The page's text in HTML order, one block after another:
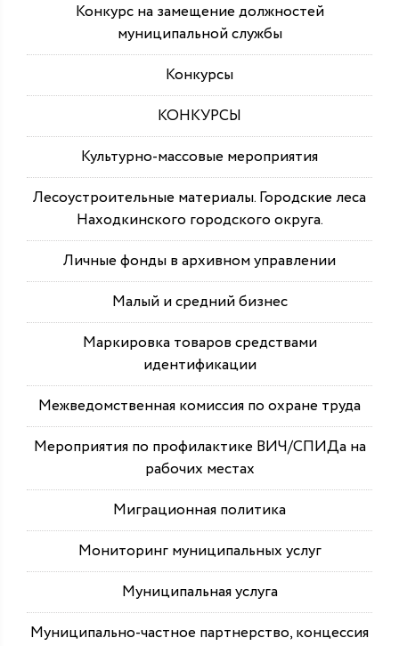
Конкурс на замещение должностей
муниципальной службы
Конкурсы
КОНКУРСЫ
Культурно-массовые мероприятия
Лесоустроительные материалы. Городские леса
Находкинского городского округа.
Личные фонды в архивном управлении
Малый и средний бизнес
Маркировка товаров средствами
идентификации
Межведомственная комиссия по охране труда
Мероприятия по профилактике ВИЧ/СПИДа на
рабочих местах
Миграционная политика
Мониторинг муниципальных услуг
Муниципальная услуга
Муниципально-частное партнерство, концессия